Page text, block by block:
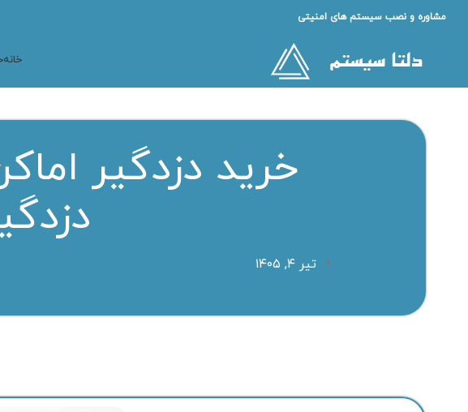
مشاوره و نصب سیستم های امنیتی
خانه
خرید دزدگیر
تیر ۴, ۱۴۰۵